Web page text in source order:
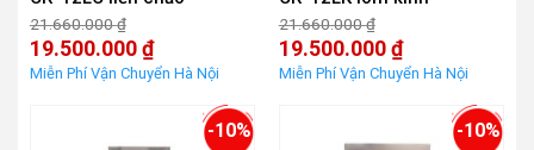
21.660.000₫
Giá
gốc
là:
19.500.000₫
Giá
21.660.000₫
Giá
gốc
là:
19.500.000₫
Giá
-10% -10%